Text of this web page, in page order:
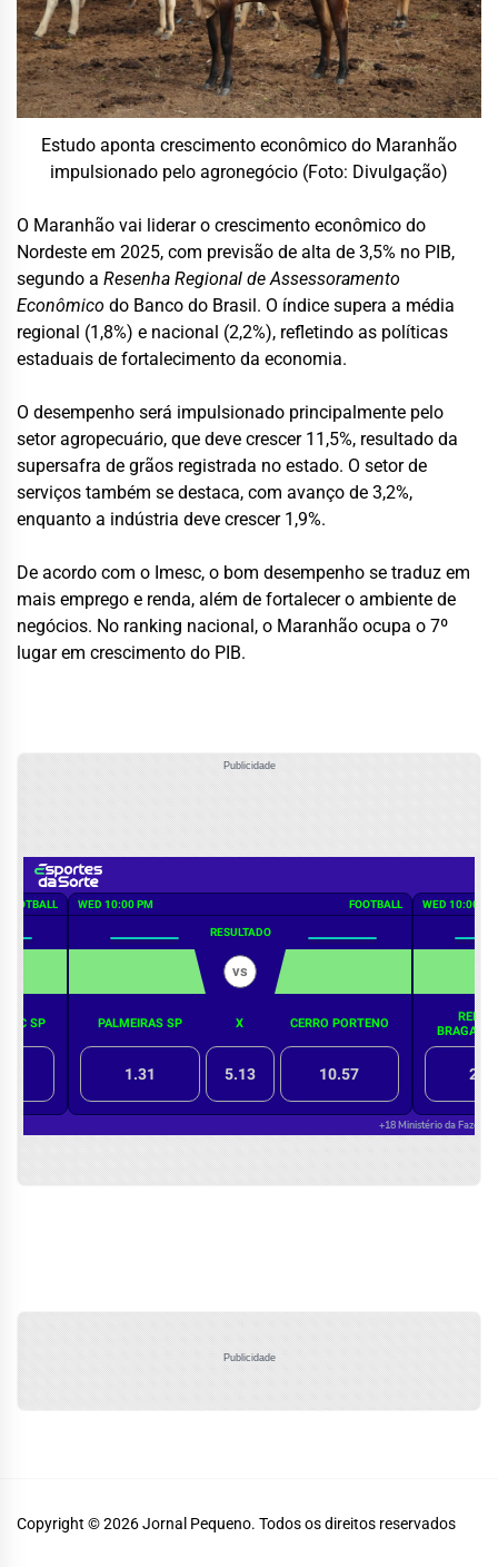
Estudo aponta crescimento econômico do Maranhão
impulsionado pelo agronegócio (Foto: Divulgação)
O Maranhão vai liderar o crescimento econômico do
Nordeste em 2025, com previsão de alta de 3,5% no PIB,
segundo a Resenha Regional de Assessoramento
Econômico do Banco do Brasil. O índice supera a média
regional (1,8%) e nacional (2,2%), refletindo as políticas
estaduais de fortalecimento da economia.
O desempenho será impulsionado principalmente pelo
setor agropecuário, que deve crescer 11,5%, resultado da
supersafra de grãos registrada no estado. O setor de
serviços também se destaca, com avanço de 3,2%,
enquanto a indústria deve crescer 1,9%.
De acordo com o Imesc, o bom desempenho se traduz em
mais emprego e renda, além de fortalecer o ambiente de
negócios. No ranking nacional, o Maranhão ocupa o 7º
lugar em crescimento do PIB.
Publicidade
Publicidade
Copyright © 2026Jornal Pequeno. Todos os direitos reservados